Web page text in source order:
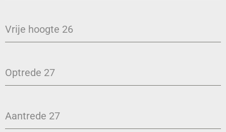
Vrije hoogte 26
Optrede 27
Aantrede 27